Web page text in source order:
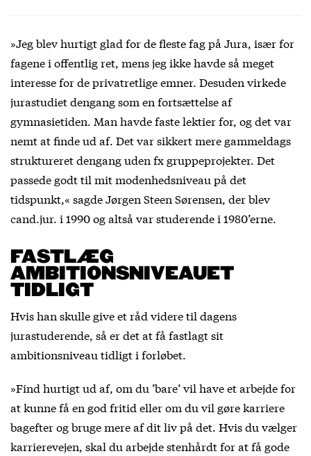
»Jeg blev hurtigt glad for de fleste fag på Jura, især for
fagene i offentlig ret, mens jeg ikke havde så meget
interesse for de privatretlige emner. Desuden virkede
jurastudiet dengang som en fortsættelse af
gymnasietiden. Man havde faste lektier for, og det var
nemt at finde ud af. Det var sikkert mere gammeldags
struktureret dengang uden fx gruppeprojekter. Det
passede godt til mit modenhedsniveau på det
tidspunkt,« sagde Jørgen Steen Sørensen, der blev
cand.jur. i 1990 og altså var studerende i 1980’erne.
FASTLÆG
AMBITIONSNIVEAUET
TIDLIGT
Hvis han skulle give et råd videre til dagens
jurastuderende, så er det at få fastlagt sit
ambitionsniveau tidligt i forløbet.
»Find hurtigt ud af, om du ’bare’ vil have et arbejde for
at kunne få en god fritid eller om du vil gøre karriere
bagefter og bruge mere af dit liv på det. Hvis du vælger
karrierevejen, skal du arbejde stenhårdt for at få gode